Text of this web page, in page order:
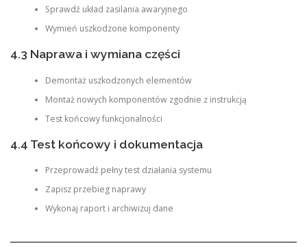
Sprawdź układ zasilania awaryjnego
Wymień uszkodzone komponenty
4.3 Naprawa i wymiana części
Demontaż uszkodzonych elementów
Montaż nowych komponentów zgodnie z instrukcją
Test końcowy funkcjonalności
4.4 Test końcowy i dokumentacja
Przeprowadź pełny test działania systemu
Zapisz przebieg naprawy
Wykonaj raport i archiwizuj dane